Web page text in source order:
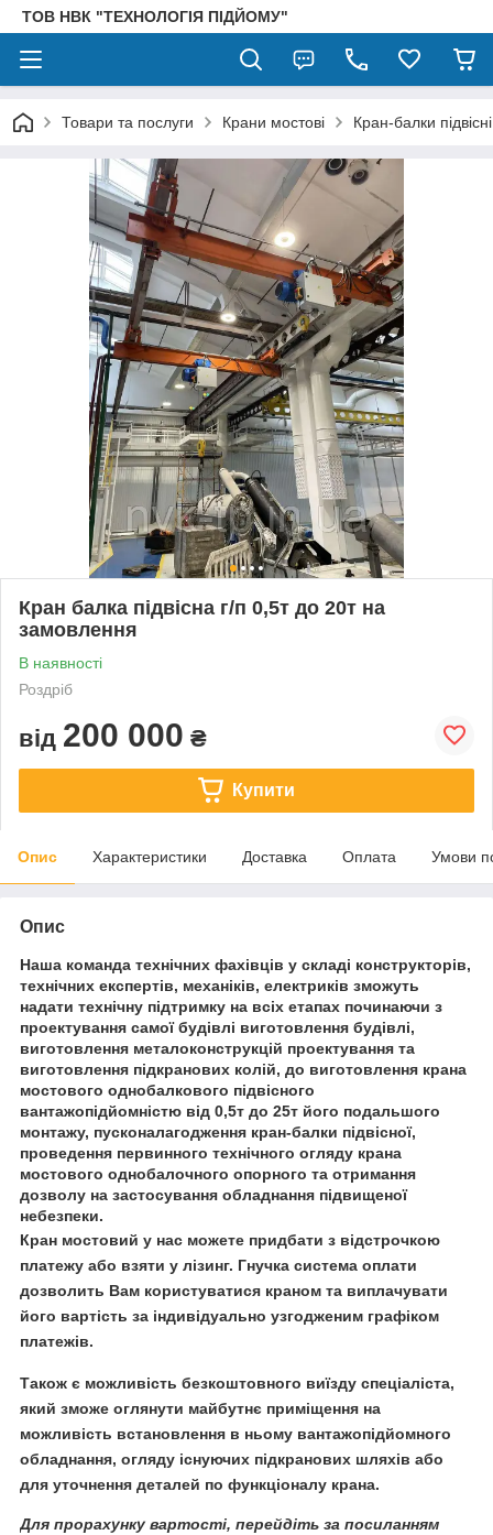
ТОВ НВК "ТЕХНОЛОГІЯ ПІДЙОМУ"
Товари та послуги Крани мостові Кран-балки підвісні
Кран балка підвісна г/п 0,5т до 20т на
замовлення
В наявності
Роздріб
від 200 000 ₴
Купити
Опис Характеристики Доставка Оплата Умови
Опис
Наша команда технічних фахівців у складі конструкторів,
технічних експертів, механіків, електриків зможуть
надати технічну підтримку на всіх етапах починаючи з
проектування самої будівлі виготовлення будівлі,
виготовлення металоконструкцій проектування та
виготовлення підкранових колій, до виготовлення крана
мостового однобалкового підвісного
вантажопідйомністю від 0,5т до 25т його подальшого
монтажу, пусконалагодження кран-балки підвісної,
проведення первинного технічного огляду крана
мостового однобалочного опорного та отримання
дозволу на застосування обладнання підвищеної
небезпеки.
Кран мостовий у нас можете придбати з відстрочкою
платежу або взяти у лізинг. Гнучка система оплати
дозволить Вам користуватися краном та виплачувати
його вартість за індивідуально узгодженим графіком
платежів.
Також є можливість безкоштовного виїзду спеціаліста,
який зможе оглянути майбутнє приміщення на
можливість встановлення в ньому вантажопідйомного
обладнання, огляду існуючих підкранових шляхів або
для уточнення деталей по функціоналу крана.
Для прорахунку вартості, перейдіть за посиланням